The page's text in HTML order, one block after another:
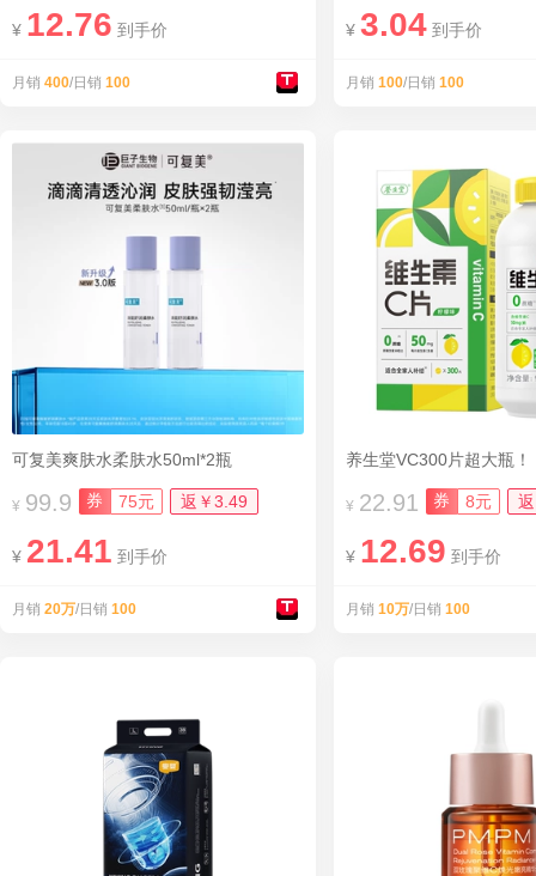
¥ 12.76 到手价
月销 400/日销 100
¥ 3.04 到手价
月销 100/日销 100
可复美爽肤水柔肤水50ml*2瓶
¥ 99.9 券 75元 返￥3.49
¥ 21.41 到手价
月销 20万/日销 100
养生堂VC300片超大瓶！
¥ 22.91 券 8元
¥ 12.69 到手价
月销 10万/日销 100